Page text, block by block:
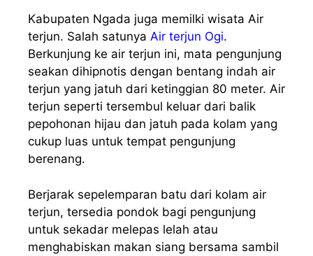
Kabupaten Ngada juga memilki wisata Air
terjun. Salah satunya Air terjun Ogi.
Berkunjung ke air terjun ini, mata pengunjung
seakan dihipnotis dengan bentang indah air
terjun yang jatuh dari ketinggian 80 meter. Air
terjun seperti tersembul keluar dari balik
pepohonan hijau dan jatuh pada kolam yang
cukup luas untuk tempat pengunjung
berenang.
Berjarak sepelemparan batu dari kolam air
terjun, tersedia pondok bagi pengunjung
untuk sekadar melepas lelah atau
menghabiskan makan siang bersama sambil